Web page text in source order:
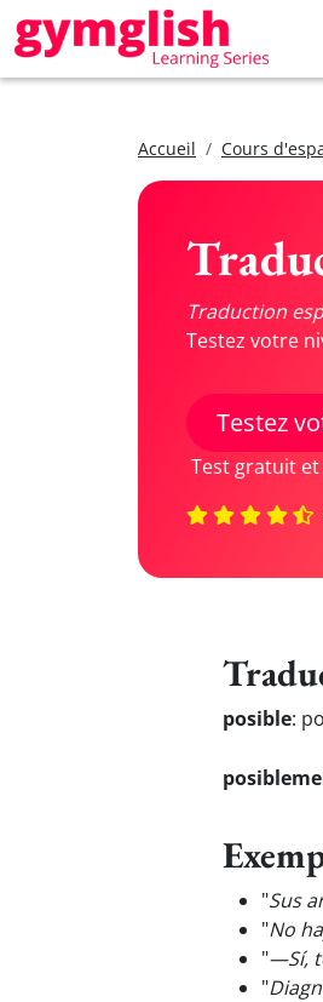
Accueil Cours
Traduction
Testez votre
Testez
Test gratuit
posible:
"Sus
"No
"—Sí,
"